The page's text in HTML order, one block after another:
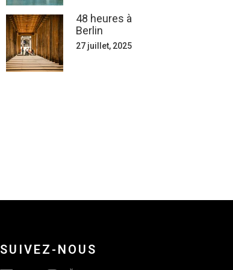
48 heures à
Berlin
27 juillet, 2025
SUIVEZ-NOUS